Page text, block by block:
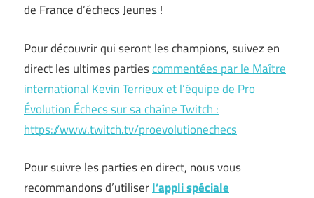
de France d’échecs Jeunes !
Pour découvrir qui seront les champions, suivez en
direct les ultimes partiescommentées par le Maître
international Kevin Terrieux et l’équipe de Pro
Évolution Échecs sur sa chaîne Twitch :
https://www.twitch.tv/proevolutionechecs
Pour suivre les parties en direct, nous vous
recommandons d’utiliserl’appli spéciale